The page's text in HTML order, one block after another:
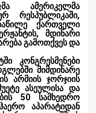
ამერიკელმა
რესპუბლიკაში,
ქართველი
მდინარი
გამოთქვეს და
კონგრესმენები
მიმდინარე
არმიის ჯორჯიის
ასეულისა და
50 სამხედრო
აპარატიდან